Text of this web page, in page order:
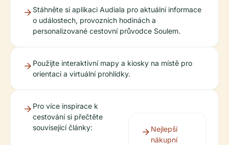
Stáhněte si aplikaci Audiala pro aktuální informace
o událostech, provozních hodinách a
personalizované cestovní průvodce Soulem.
Použijte interaktivní mapy a kiosky na místě pro
orientaci a virtuální prohlídky.
Pro více inspirace k
cestování si přečtěte
související články:
Nejlepší
nákupní